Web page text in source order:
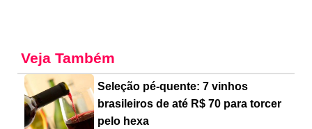
Veja Também
Seleção pé-quente: 7 vinhos
brasileiros de até R$ 70 para torcer
pelo hexa